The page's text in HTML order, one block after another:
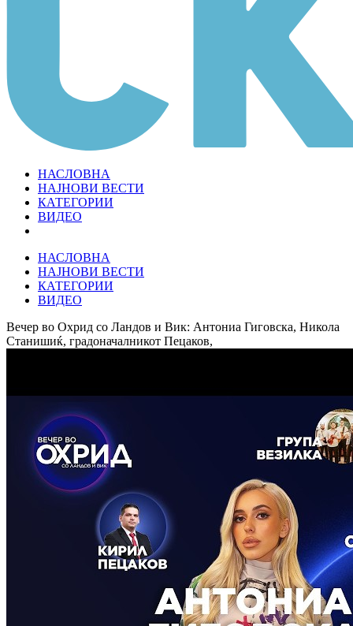
НАСЛОВНА
НАЈНОВИ ВЕСТИ
КАТЕГОРИИ
ВИДЕО
НАСЛОВНА
НАЈНОВИ ВЕСТИ
КАТЕГОРИИ
ВИДЕО
Вечер во Охрид со Ландов и Вик: Антониа Гиговска, Никола
Станишиќ, градоначалникот Пецаков,